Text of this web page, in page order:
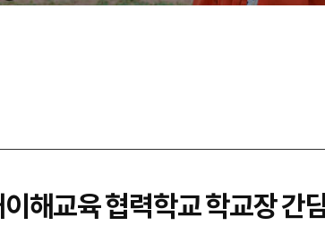
해교육 협력학교 학교장 간